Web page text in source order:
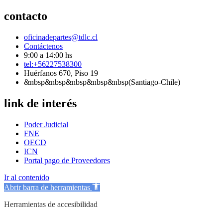
contacto
oficinadepartes@tdlc.cl
Contáctenos
9:00 a 14:00 hs
tel:+56227538300
Huérfanos 670, Piso 19
&nbsp&nbsp&nbsp&nbsp&nbsp(Santiago-Chile)
link de interés
Poder Judicial
FNE
OECD
ICN
Portal pago de Proveedores
Ir al contenido
Abrir barra de herramientas
Herramientas de accesibilidad